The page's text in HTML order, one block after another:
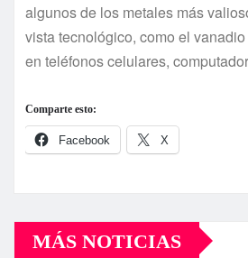
algunos de los metales más
vista tecnológico, como el
en teléfonos celulares,
Comparte esto:
Facebook X
MÁS NOTICIAS